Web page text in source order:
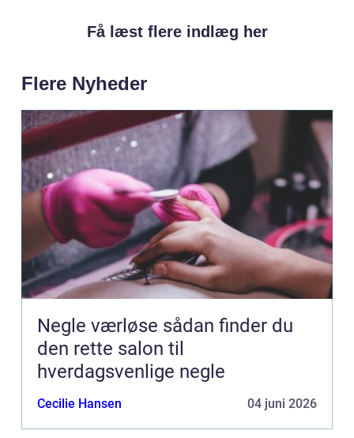
Få læst flere indlæg her
Flere Nyheder
Negle værløse sådan finder du
den rette salon til
hverdagsvenlige negle
Cecilie Hansen 04 juni 2026